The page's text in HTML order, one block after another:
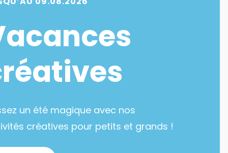
un été magique avec nos
créatives pour petits et grands !